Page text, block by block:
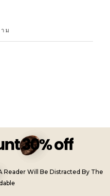
ม
30% off
Reader Will Be Distracted By The